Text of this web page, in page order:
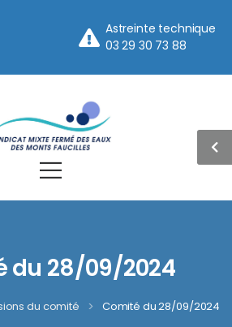
Astreinte technique
03 29 30 73 88
du 28/09/2024
du comité > Comité du 28/09/2024